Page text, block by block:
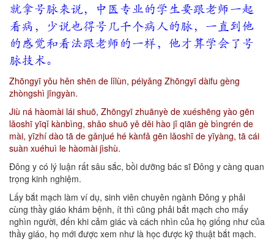
就拿号脉来说，中医专业的学生要跟老师一起
看病，少说也得号几千个病人的脉，一直到他
的感觉和看法跟老师的一样，他才算学会了号
脉技术。
Zhōngyī yǒu hěn shēn de lǐlùn, péiyǎng Zhōngyī dàifu gèng
zhòngshì jīngyàn.
Jiù ná hàomài lái shuō, Zhōngyī zhuānyè de xuéshēng yào gēn
lǎoshī yīqǐ kànbìng, shǎo shuō yě děi hào jǐ qiān gè bìngrén de
mài, yīzhí dào tā de gǎnjué hé kànfǎ gēn lǎoshī de yīyàng, tā cái
suàn xuéhuì le hàomài jìshù.
Đông y có lý luận rất sâu sắc, bồi dưỡng bác sĩ Đông y càng quan
trọng kinh nghiệm.
Lấy bắt mạch làm ví dụ, sinh viên chuyên ngành Đông y phải
cùng thầy giáo khám bệnh, ít thì cũng phải bắt mạch cho mấy
nghìn người, đến khi cảm giác và cách nhìn của họ giống như của
thầy giáo, họ mới được xem như là học được kỹ thuật bắt mạch.